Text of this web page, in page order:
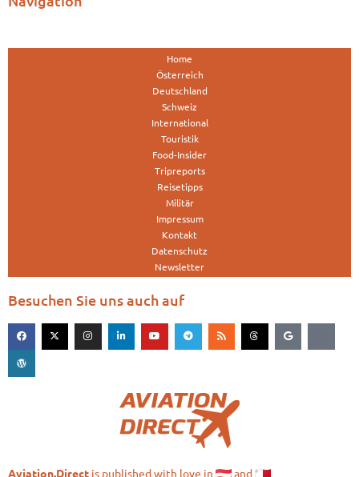
Home
Österreich
Deutschland
Schweiz
International
Touristik
Food-Insider
Tripreports
Reisetipps
Militär
Impressum
Kontakt
Datenschutz
Newsletter
Besuchen Sie uns auch auf
Aviation.Direct is published with love in and